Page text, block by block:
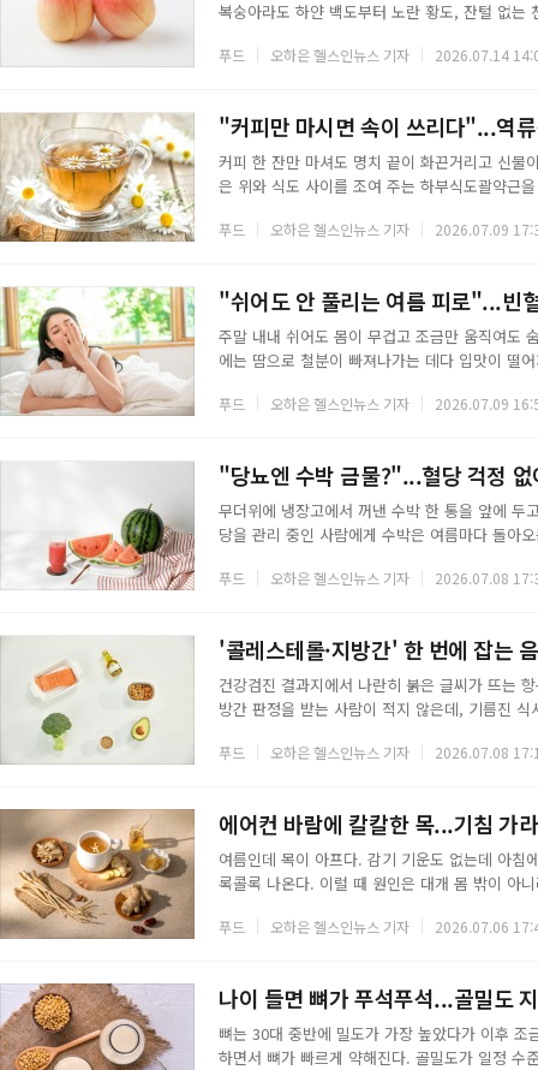
복숭아라도 하얀 백도부터 노란 황도, 잔털 없는
다.복숭아는 공통적으로 비타민A와 비타민C가
푸드 오하은 헬스인뉴스 기자 2026.07.14
"커피만 마시면 속이 쓰리다"...역
커피 한 잔만 마셔도 명치 끝이 화끈거리고 신물
은 위와 식도 사이를 조여 주는 하부식도괄약근
다.◇ 캐모마일차캐모마일은 예부터 소화기 불
푸드 오하은 헬스인뉴스 기자 2026.07.09
"쉬어도 안 풀리는 여름 피로"...빈
주말 내내 쉬어도 몸이 무겁고 조금만 움직여도
에는 땀으로 철분이 빠져나가는 데다 입맛이 떨
매일 먹는 밥상에서 철분을 채우는 것이 가장
푸드 오하은 헬스인뉴스 기자 2026.07.09
"당뇨엔 수박 금물?"...혈당 걱정
무더위에 냉장고에서 꺼낸 수박 한 통을 앞에 두
당을 관리 중인 사람에게 수박은 여름마다 돌아
한 수치라 실제로 먹는 양이 반영되지 않는다.
푸드 오하은 헬스인뉴스 기자 2026.07.08
'콜레스테롤·지방간' 한 번에 잡는
건강검진 결과지에서 나란히 붉은 글씨가 뜨는
방간 판정을 받는 사람이 적지 않은데, 기름진
남은 지방이 혈관을 떠돌면 고지혈증이 되고, 간
푸드 오하은 헬스인뉴스 기자 2026.07.08
에어컨 바람에 칼칼한 목...기침 가
여름인데 목이 아프다. 감기 기운도 없는데 아침
록콜록 나온다. 이럴 때 원인은 대개 몸 밖이 아
의 점막이 마르고 건조해진 점막은 바이러스나
푸드 오하은 헬스인뉴스 기자 2026.07.06
나이 들면 뼈가 푸석푸석...골밀도
뼈는 30대 중반에 밀도가 가장 높았다가 이후
하면서 뼈가 빠르게 약해진다. 골밀도가 일정 수